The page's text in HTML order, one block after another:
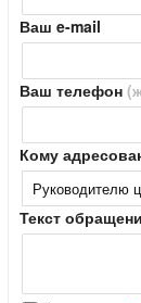
Ваш e-mail
Ваш телефон
Кому
Текст